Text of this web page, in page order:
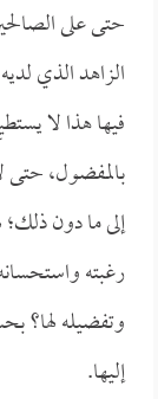
حتى على
الزاهد الذي
فيها هذا لا
بالمفضول، حتى
إلى ما دون
رغبته
وتفضيله لها؟
إليها.